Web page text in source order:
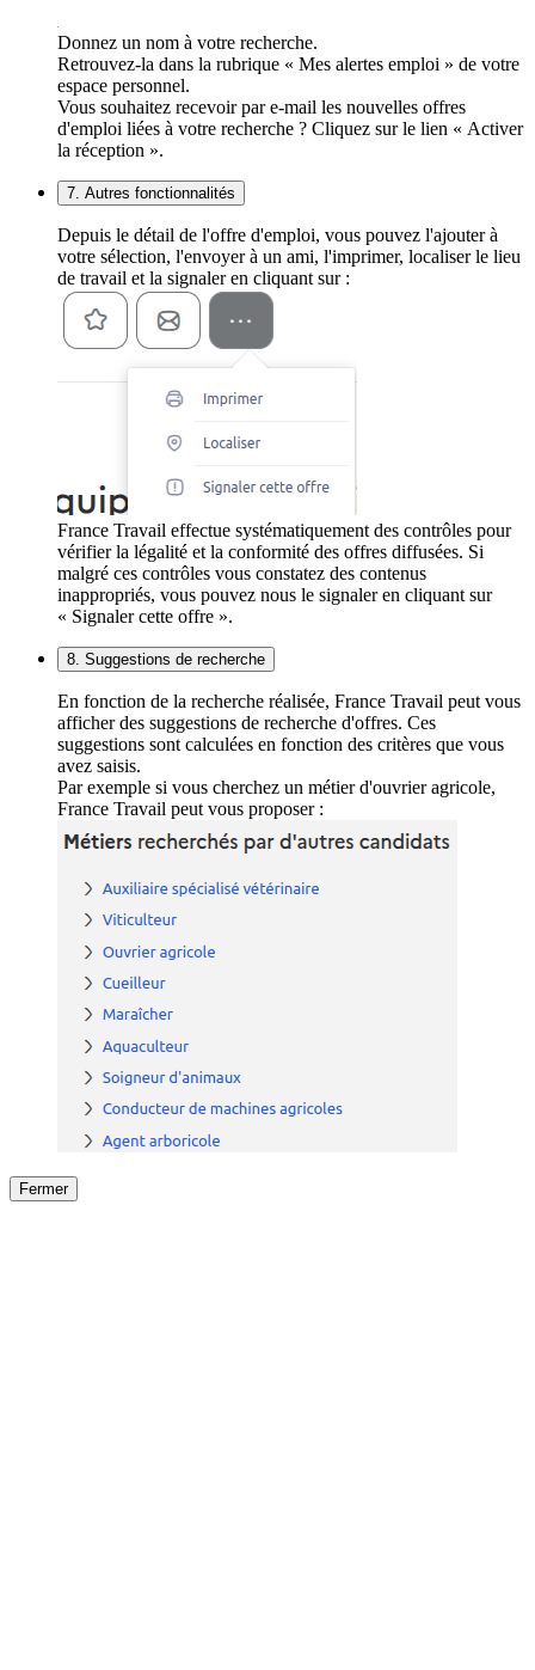
Donnez un nom à votre recherche.
Retrouvez-la dans la rubrique « Mes alertes emploi » de votre
espace personnel.
Vous souhaitez recevoir par e-mail les nouvelles offres
d'emploi liées à votre recherche ? Cliquez sur le lien « Activer
la réception ».
7. Autres fonctionnalités
Depuis le détail de l'offre d'emploi, vous pouvez l'ajouter à
votre sélection, l'envoyer à un ami, l'imprimer, localiser le lieu
de travail et la signaler en cliquant sur :
France Travail effectue systématiquement des contrôles pour
vérifier la légalité et la conformité des offres diffusées. Si
malgré ces contrôles vous constatez des contenus
inappropriés, vous pouvez nous le signaler en cliquant sur
« Signaler cette offre ».
8. Suggestions de recherche
En fonction de la recherche réalisée, France Travail peut vous
afficher des suggestions de recherche d'offres. Ces
suggestions sont calculées en fonction des critères que vous
avez saisis.
Par exemple si vous cherchez un métier d'ouvrier agricole,
France Travail peut vous proposer :
Fermer